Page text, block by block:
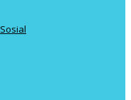
Sosial